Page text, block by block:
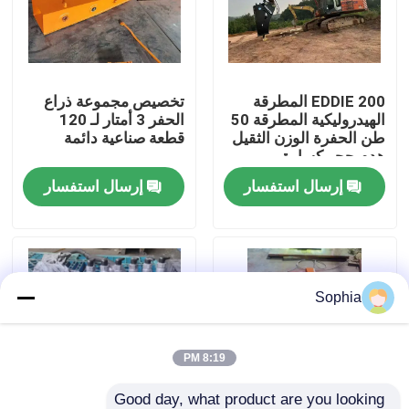
حولنا
جولة في المصنع
مراقبة الجودة
أخبار
الحفارات الغيار
EDDIE 200 المطرقة
الهيدروليكية المطرقة 50
طن الحفرة الوزن الثقيل
هدم حجر كسارة
إرسال استفسار
تخصيص مجموعة ذراع
الحفر 3 أمتار لـ 120
قطعة صناعية دائمة
إرسال استفسار
Sophia
8:19 PM
Good day, what product are you looking